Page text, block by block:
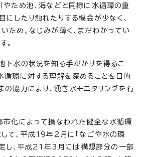
やため池、海などと同様に水循環の重
にしたり触れたりする機会が少なく、
ため、なじみが薄く、まだわかってい
。
下水の状況を知る手がかりを得るこ
循環に対する理解を深めることを目的
の協力により、湧き水モニタリングを行
市化によって損なわれた健全な水循環
て、平成19年2月に「なごや水の環
し、平成21年3月には構想部分の一部